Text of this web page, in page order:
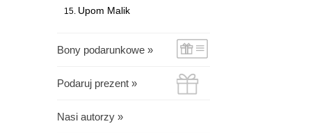
Upom Malik
Bony podarunkowe »
Podaruj prezent »
Nasi autorzy »